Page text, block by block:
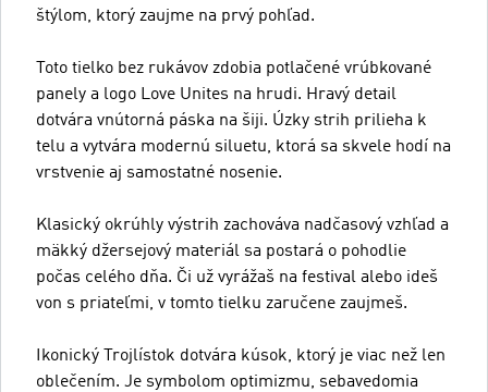
štýlom, ktorý zaujme na prvý pohľad.
Toto tielko bez rukávov zdobia potlačené vrúbkované
panely a logo Love Unites na hrudi. Hravý detail
dotvára vnútorná páska na šiji. Úzky strih prilieha k
telu a vytvára modernú siluetu, ktorá sa skvele hodí na
vrstvenie aj samostatné nosenie.
Klasický okrúhly výstrih zachováva nadčasový vzhľad a
mäkký džersejový materiál sa postará o pohodlie
počas celého dňa. Či už vyrážaš na festival alebo ideš
von s priateľmi, v tomto tielku zaručene zaujmeš.
Ikonický Trojlístok dotvára kúsok, ktorý je viac než len
oblečením. Je symbolom optimizmu, sebavedomia